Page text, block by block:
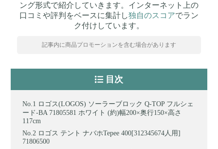
ング形式で紹介していきます。インターネット上の
口コミや評判をベースに集計し独自のスコアでラン
ク付けしています。
記事内に商品プロモーションを含む場合があります
目次
ロゴス(LOGOS) ソーラーブロック Q-TOP フルシェ
ード-BA 71805581 ホワイト (約)幅200×奥行150×高さ
117cm
ロゴス テント ナバホTepee 400[312345674人用]
71806500